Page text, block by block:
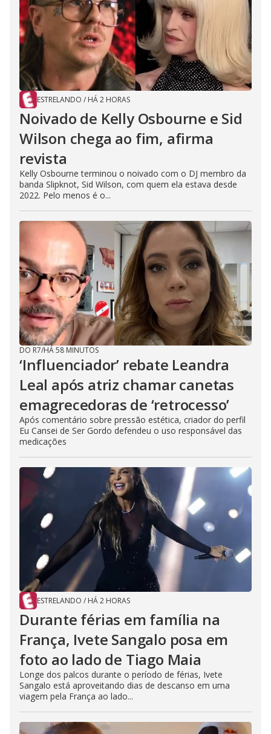
ESTRELANDO / HÁ 2 HORAS
Noivado de Kelly Osbourne e Sid
Wilson chega ao fim, afirma
revista
Kelly Osbourne terminou o noivado com o DJ membro da
banda Slipknot, Sid Wilson, com quem ela estava desde
2022. Pelo menos é o...
DO R7/HÁ 58 MINUTOS
‘Influenciador’ rebate Leandra
Leal após atriz chamar canetas
emagrecedoras de ‘retrocesso’
Após comentário sobre pressão estética, criador do perfil
Eu Cansei de Ser Gordo defendeu o uso responsável das
medicações
ESTRELANDO / HÁ 2 HORAS
Durante férias em família na
França, Ivete Sangalo posa em
foto ao lado de Tiago Maia
Longe dos palcos durante o período de férias, Ivete
Sangalo está aproveitando dias de descanso em uma
viagem pela França ao lado...